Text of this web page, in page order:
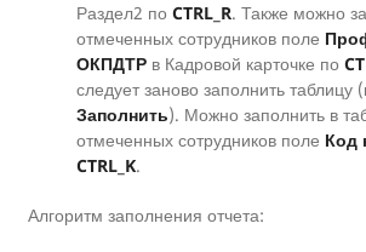
Раздел2 по CTRL_R. Также можно
отмеченных сотрудников поле
ОКПДТР в Кадровой карточке по
следует заново заполнить таблицу
Заполнить). Можно заполнить в
отмеченных сотрудников поле Код
CTRL_K.
Алгоритм заполнения отчета: